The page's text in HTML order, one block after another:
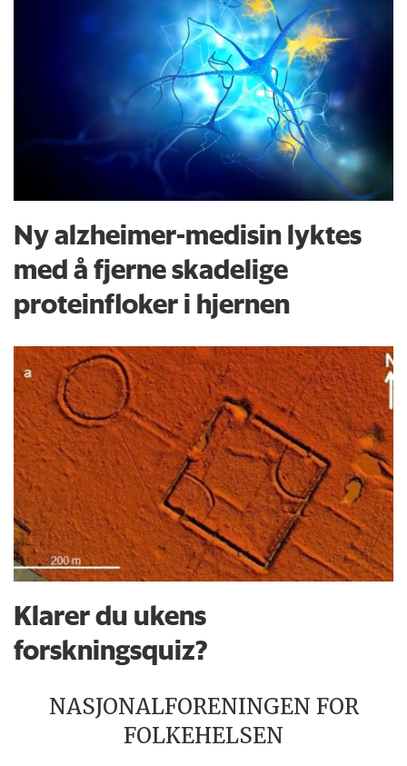
Ny alzheimer-medisin lyktes
med å fjerne skadelige
proteinfloker i hjernen
Klarer du ukens
forskningsquiz?
NASJONALFORENINGEN FOR
FOLKEHELSEN